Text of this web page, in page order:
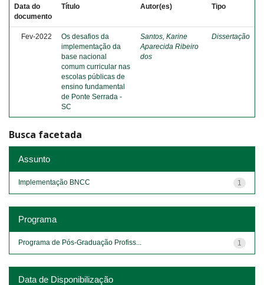
Data do
documento
Título Autor(es) Tipo
Fev-2022
Os desafios da
implementação da
base nacional
comum curricular nas
escolas públicas de
ensino fundamental
de Ponte Serrada -
SC
Santos, Karine
Aparecida Ribeiro
dos
Dissertação
Busca facetada
Assunto
1
Implementação BNCC
Programa
1
Programa de Pós-Graduação Profiss...
Data de Disponibilização